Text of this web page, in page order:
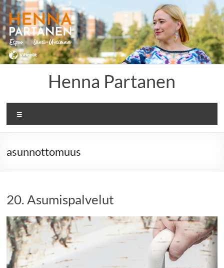
Skip
to
content
Henna Partanen
asunnottomuus
20. Asumispalvelut